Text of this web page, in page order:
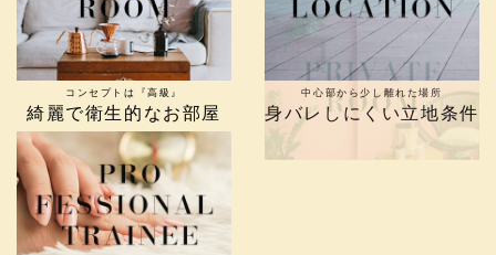
コンセプトは『高級』
綺麗で衛生的なお部屋
中心部から少し離れた場所
身バレしにくい立地条件